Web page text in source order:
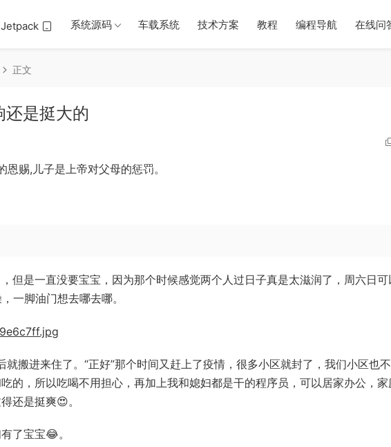
Jetpack 系统源码 车载系统 技术方案 教程 编程导航 在线问
正文
是挺大的
赐,儿子是上帝对父母的惩罚。
但是一直没要宝宝，因为那个时候感觉两个人过日子真是太滋润了，周六日可
一脚油门想去哪去哪。
搬进来住了。“正好”那个时间又赶上了疫情，很多小区就封了，我们小区也
的，所以吃喝不用担心，再加上我和媳妇都是干的程序员，可以居家办公，家
还是挺爽😍。
了宝宝😂。